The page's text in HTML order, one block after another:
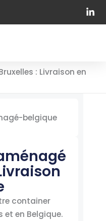
: Livraison en
container
et en Belgique.